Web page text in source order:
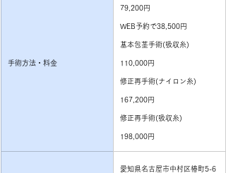
手術方法・料金
79,200円
WEB予約で38,500円
基本包茎手術(吸収糸)
110,000円
修正再手術(ナイロン糸)
167,200円
修正再手術(吸収糸)
198,000円
愛知県名古屋市中村区椿町5-6